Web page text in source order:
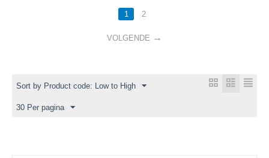
1 2
VOLGENDE
Sort by Product code: Low to High
30 Per pagina